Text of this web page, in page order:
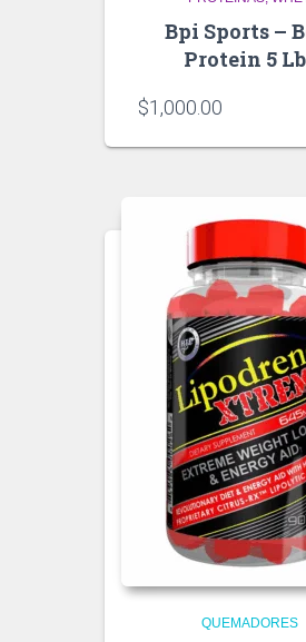
Bpi Sports –
Protein 5
$1,000.00
QUEMADORES